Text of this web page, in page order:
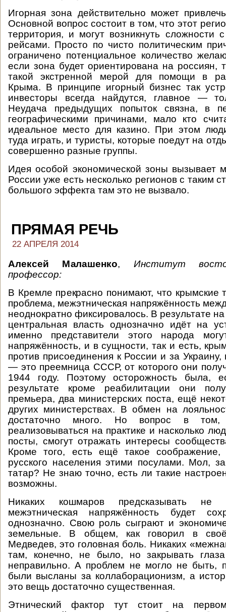
Игорная зона действительно может
Основной вопрос состоит в том, что этот
территория, и могут возникнуть сложности
рейсами. Просто по чисто политическим
ограничено потенциальное количество
если зона будет ориентирована на россиян,
такой экстренной мерой для помощи в
Крыма. В принципе игорный бизнес так
инвесторы всегда найдутся, главное —
Неудача предыдущих попыток связна, в
географическими причинами, мало кто
идеальное место для казино. При этом
туда играть, и туристы, которые поедут на
совершенно разные группы.
Идея особой экономической зоны вызывает
России уже есть несколько регионов с таким
большого эффекта там это не вызвало.
ПРЯМАЯ РЕЧЬ
22 АПРЕЛЯ 2014
Алексей Малашенко, Институт
профессор:
В Кремле прекрасно понимают, что
проблема, межэтническая напряжённость
неоднократно фиксировалось. В результате
центральная власть однозначно идёт на
именно представители этого народа
напряжённость, и в сущности, так и есть,
против присоединения к России и за Украину,
— это преемница СССР, от которого они
1944 году. Поэтому осторожность была,
результате кроме реабилитации они
премьера, два министерских поста, ещё
других министерствах. В обмен на
достаточно много. Но вопрос в
реализовываться на практике и насколько
посты, смогут отражать интересы
Кроме того, есть ещё такое соображение,
русского населения этими посулами. Мол,
татар? Не знаю точно, есть ли такие
возможны.
Никаких кошмаров предсказывать
межэтническая напряжённость будет
однозначно. Свою роль сыграют и
земельные. В общем, как говорил в
Медведев, это головная боль. Никаких
там, конечно, не было, но закрывать
неправильно. А проблем не могло не быть,
были высланы за коллаборационизм, а
это вещь достаточно существенная.
Этнический фактор тут стоит на